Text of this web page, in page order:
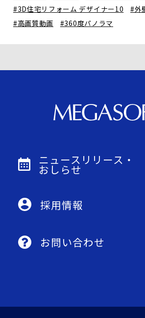
#3D住宅リフォーム デザイナー10
#外
#高画質動画
#360度パノラマ
ニュースリリース・
おしらせ
採用情報
お問い合わせ